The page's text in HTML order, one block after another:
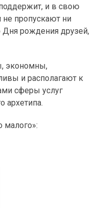
и в свою
не пропускают ни
Дня рождения друзей,
экономны,
и располагают к
сферы услуг
архетипа.
малого»: